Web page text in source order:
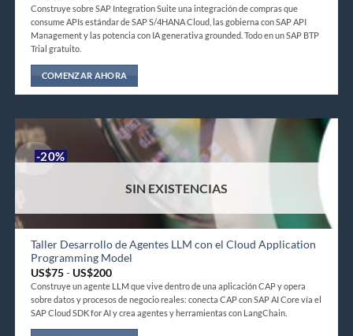
página
de
producto
de
precios:
desde
US$75
Construye sobre SAP Integration Suite una integración de compras que
consume APIs estándar de SAP S/4HANA Cloud, las gobierna con SAP API
Management y las potencia con IA generativa grounded. Todo en un SAP BTP
Trial gratuito.
COMENZAR AHORA
Este
tiene
múltiples
variantes.
pueden
elegir
en
la
página
de
-20%
SIN EXISTENCIAS
Taller Desarrollo de Agentes LLM con el Cloud Application
Programming Model
US$75 - US$200Rango
de
precios:
desde
US$75
Construye un agente LLM que vive dentro de una aplicación CAP y opera
sobre datos y procesos de negocio reales: conecta CAP con SAP AI Core vía el
SAP Cloud SDK for AI y crea agentes y herramientas con LangChain.